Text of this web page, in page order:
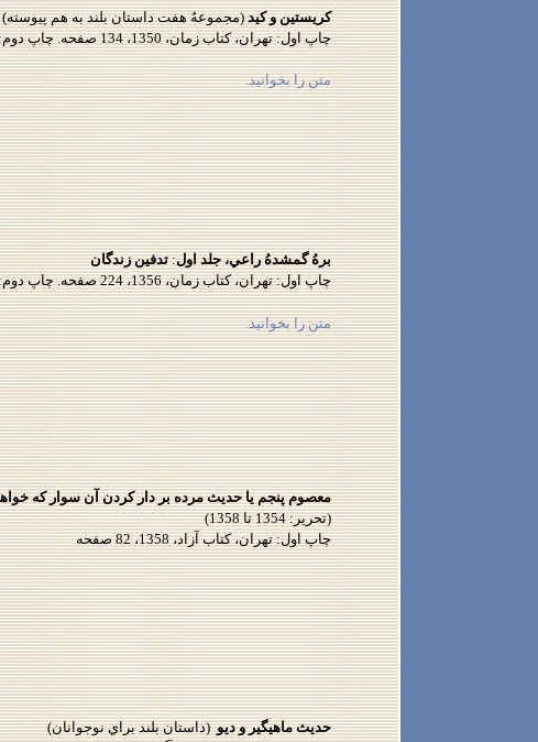
كريستين و كيد (مجموعهُ هفت داستان بلند به هم پيوسته)
چاپ اول: تهران، كتاب زمان، 1350، 134 صفحه. چاپ دوم: 1356
متن را بخوانيد.
برهُ گمشدهُ راعي، جلد اول:تدفين زندگان
چاپ اول: تهران، كتاب زمان، 1356، 224 صفحه. چاپ دوم: انتشارات ققنوس: مرداد 1357، اجازهُ نشر نيافت. چاپ دوم: سوئد، انتشارات عصرجديد، 1369
متن را بخوانيد.
معصومپنجم يا حديث مرده بر دار كردن آن سوار كه
(تحرير: 1354 تا 1358)
چاپ اول: تهران، كتاب آزاد، 1358، 82 صفحه
حديث ماهيگير و ديو(داستان بلند براي نوجوانان)